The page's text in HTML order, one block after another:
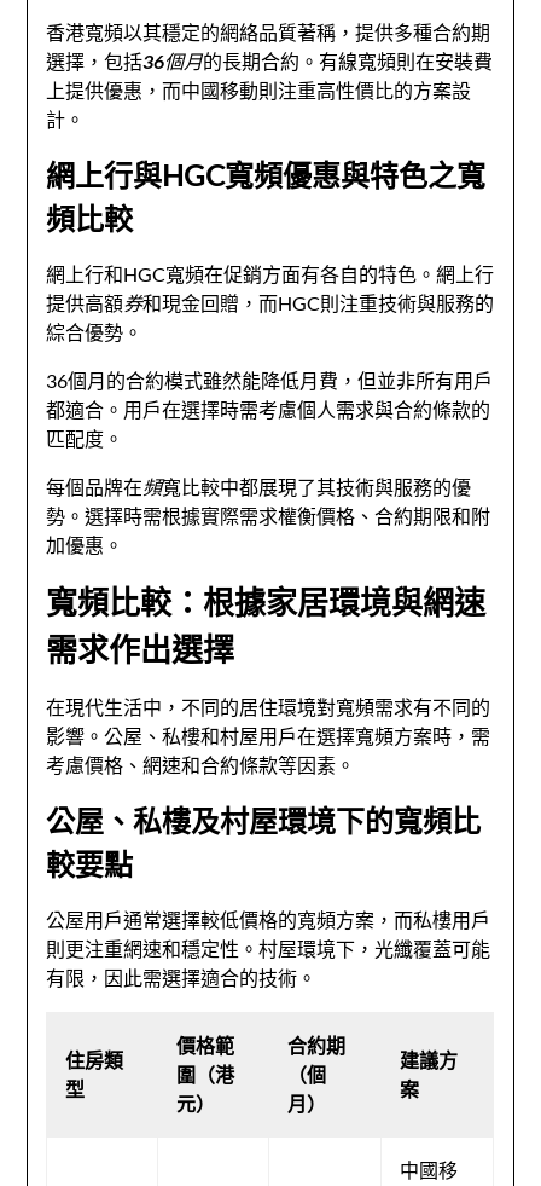
香港寬頻以其穩定的網絡品質著稱，提供多種合約期
選擇，包括36個月的長期合約。有線寬頻則在安裝費
上提供優惠，而中國移動則注重高性價比的方案設
計。
網上行與HGC寬頻優惠與特色之寬
頻比較
網上行和HGC寬頻在促銷方面有各自的特色。網上行
提供高額券和現金回贈，而HGC則注重技術與服務的
綜合優勢。
36個月的合約模式雖然能降低月費，但並非所有用戶
都適合。用戶在選擇時需考慮個人需求與合約條款的
匹配度。
每個品牌在頻寬比較中都展現了其技術與服務的優
勢。選擇時需根據實際需求權衡價格、合約期限和附
加優惠。
寬頻比較：根據家居環境與網速
需求作出選擇
在現代生活中，不同的居住環境對寬頻需求有不同的
影響。公屋、私樓和村屋用戶在選擇寬頻方案時，需
考慮價格、網速和合約條款等因素。
公屋、私樓及村屋環境下的寬頻比
較要點
公屋用戶通常選擇較低價格的寬頻方案，而私樓用戶
則更注重網速和穩定性。村屋環境下，光纖覆蓋可能
有限，因此需選擇適合的技術。
住房類
型
價格範
圍（港
元）
合約期
（個
月）
建議方
案
中國移